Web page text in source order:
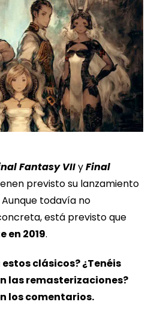
Fantasy VIIyFinal
previsto su lanzamiento
todavía no
está previsto que
en 2019.
clásicos? ¿Tenéis
las remasterizaciones?
los comentarios.